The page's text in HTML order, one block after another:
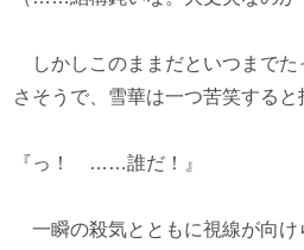
しかしこのままだといつまでた
さそうで、雪華は一つ苦笑すると
『っ！ ……誰だ！』
一瞬の殺気とともに視線が向け